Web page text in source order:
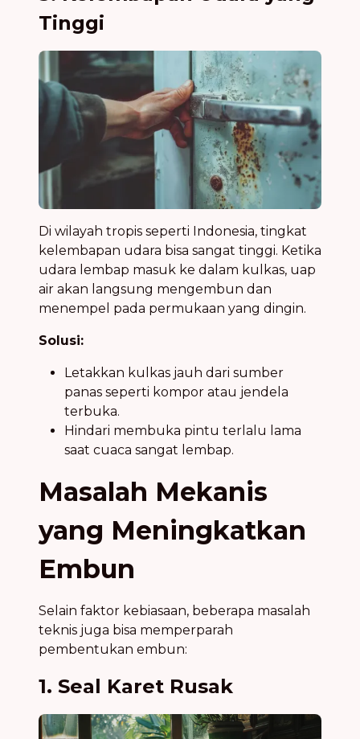
Tinggi
Di wilayah tropis seperti Indonesia, tingkat
kelembapan udara bisa sangat tinggi. Ketika
udara lembap masuk ke dalam kulkas, uap
air akan langsung mengembun dan
menempel pada permukaan yang dingin.
Solusi:
Letakkan kulkas jauh dari sumber
panas seperti kompor atau jendela
terbuka.
Hindari membuka pintu terlalu lama
saat cuaca sangat lembap.
Masalah Mekanis
yang Meningkatkan
Embun
Selain faktor kebiasaan, beberapa masalah
teknis juga bisa memperparah
pembentukan embun:
1. Seal Karet Rusak